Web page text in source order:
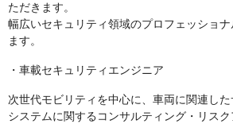
ただきます。
幅広いセキュリティ領域のプロフェッショ
ます。
・車載セキュリティエンジニア
次世代モビリティを中心に、車両に関連し
システムに関するコンサルティング・リス